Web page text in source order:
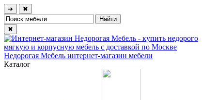
➔ ✖
✖
Недорогая Мебель интернет-магазин мебели
Каталог